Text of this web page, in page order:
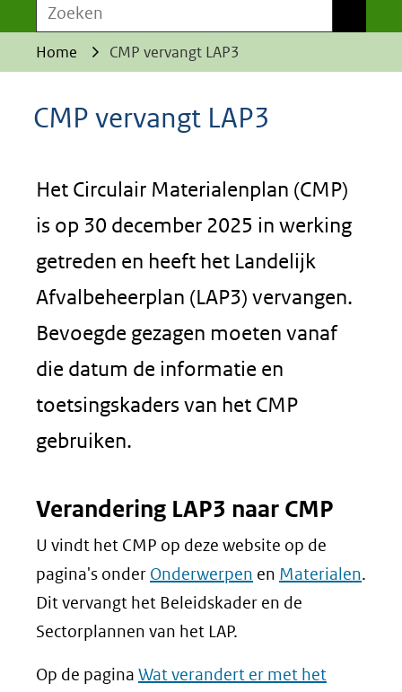
Zoeken
Home CMP vervangt LAP3
CMP vervangt LAP3
Het Circulair Materialenplan (CMP)
is op 30 december 2025 in werking
getreden en heeft het Landelijk
Afvalbeheerplan (LAP3) vervangen.
Bevoegde gezagen moeten vanaf
die datum de informatie en
toetsingskaders van het CMP
gebruiken.
Verandering LAP3 naar CMP
U vindt het CMP op deze website op de
pagina's onder Onderwerpen en Materialen.
Dit vervangt het Beleidskader en de
Sectorplannen van het LAP.
Op de pagina Wat verandert er met het